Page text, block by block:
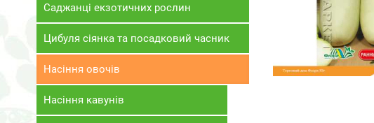
Саджанці екзотичних рослин
Цибуля сіянка та посадковий часник
Насіння овочів
Насіння кавунів